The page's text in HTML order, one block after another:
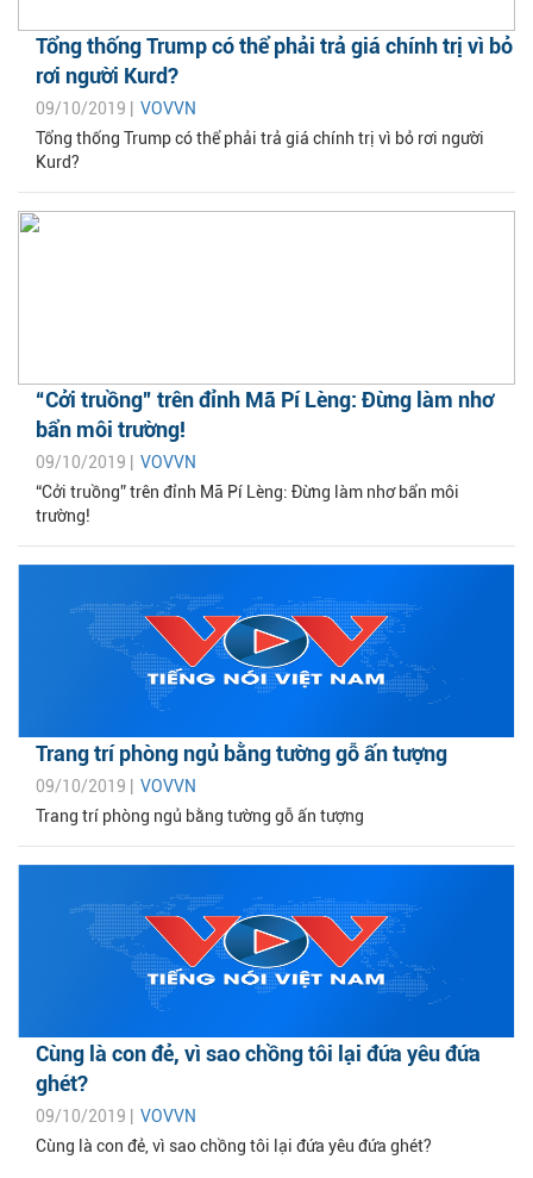
Tổng thống Trump có thể phải trả giá chính trị vì bỏ
rơi người Kurd?
09/10/2019 | VOVVN
Tổng thống Trump có thể phải trả giá chính trị vì bỏ rơi người
Kurd?
“Cởi truồng” trên đỉnh Mã Pí Lèng: Đừng làm nhơ
bẩn môi trường!
09/10/2019 | VOVVN
“Cởi truồng” trên đỉnh Mã Pí Lèng: Đừng làm nhơ bẩn môi
trường!
Trang trí phòng ngủ bằng tường gỗ ấn tượng
09/10/2019 | VOVVN
Trang trí phòng ngủ bằng tường gỗ ấn tượng
Cùng là con đẻ, vì sao chồng tôi lại đứa yêu đứa
ghét?
09/10/2019 | VOVVN
Cùng là con đẻ, vì sao chồng tôi lại đứa yêu đứa ghét?